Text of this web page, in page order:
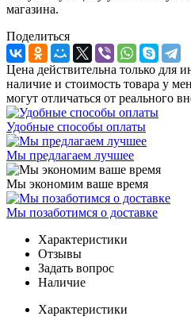
магазина.
Поделиться
Цена действительна только для
наличие и стоимость товара у
могут отличаться от реального
Удобные способы оплаты
Мы предлагаем лучшее
Мы экономим ваше время
Мы позаботимся о доставке
Характеристики
Отзывы
Задать вопрос
Наличие
Характеристики